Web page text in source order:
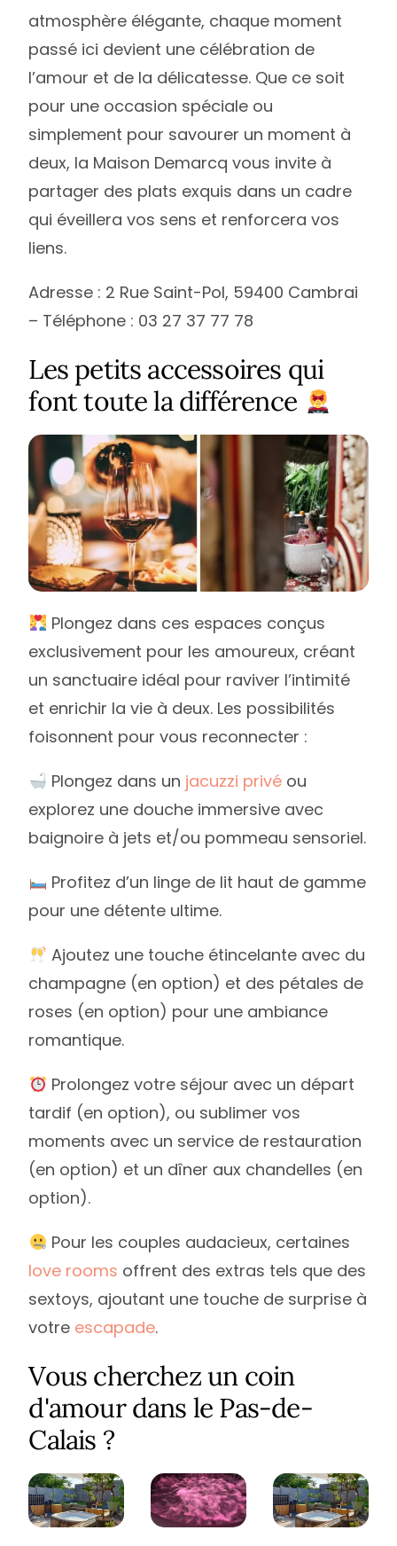
atmosphère élégante, chaque moment
passé ici devient une célébration de
l’amour et de la délicatesse. Que ce soit
pour une occasion spéciale ou
simplement pour savourer un moment à
deux, la Maison Demarcq vous invite à
partager des plats exquis dans un cadre
qui éveillera vos sens et renforcera vos
liens.
Adresse : 2 Rue Saint-Pol, 59400 Cambrai
– Téléphone : 03 27 37 77 78
Les petits accessoires qui
font toute la différence
Plongez dans ces espaces conçus
exclusivement pour les amoureux, créant
un sanctuaire idéal pour raviver l’intimité
et enrichir la vie à deux. Les possibilités
foisonnent pour vous reconnecter :
Plongez dans un jacuzzi privéou
explorez une douche immersive avec
baignoire à jets et/ou pommeau sensoriel.
Profitez d’un linge de lit haut de gamme
pour une détente ultime.
Ajoutez une touche étincelante avec du
champagne (en option) et des pétales de
roses (en option) pour une ambiance
romantique.
Prolongez votre séjour avec un départ
tardif (en option), ou sublimer vos
moments avec un service de restauration
(en option) et un dîner aux chandelles (en
option).
Pour les couples audacieux, certaines
love rooms offrent des extras tels que des
sextoys, ajoutant une touche de surprise à
votre escapade.
Vous cherchez un coin
d'amour dans le Pas-de-
Calais ?